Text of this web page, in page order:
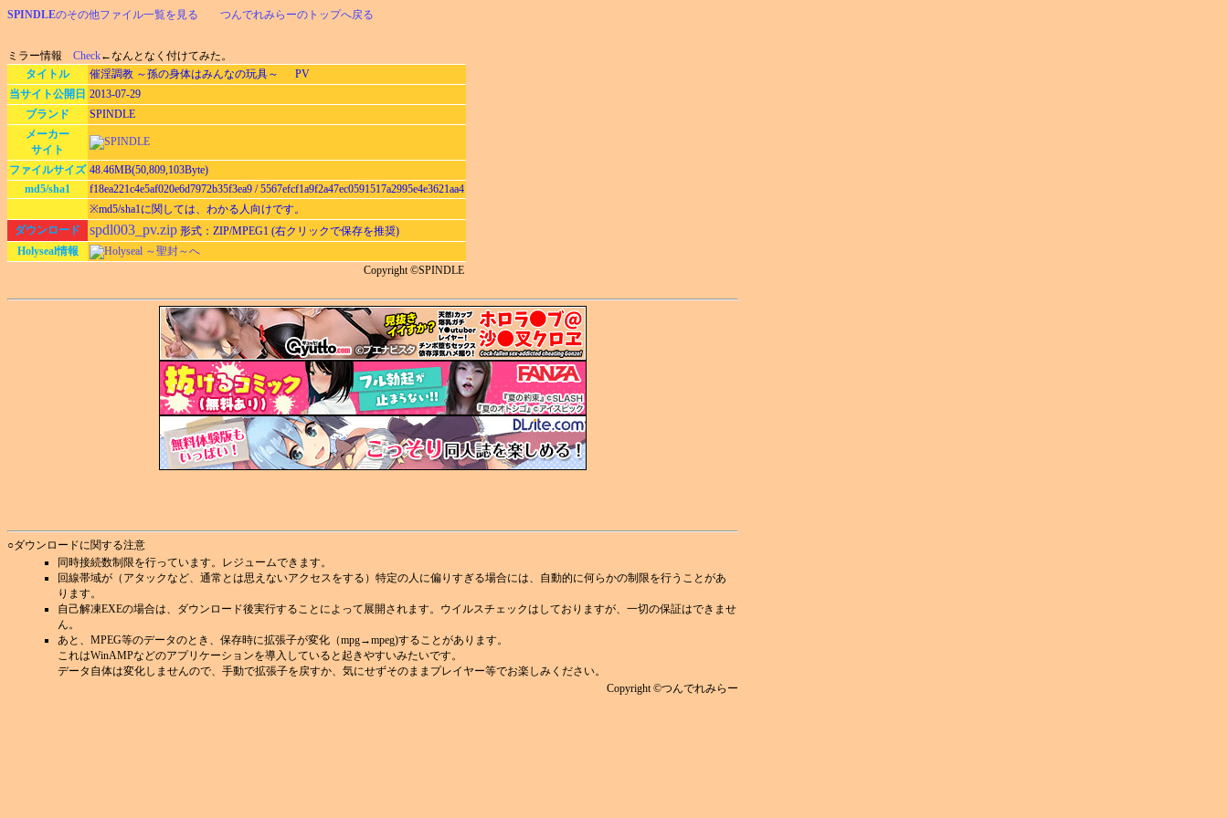
SPINDLEのその他ファイル一覧を見る つんでれみらーのトップへ戻る
ミラー情報 Check←なんとなく付けてみた。
タイトル
催淫調教 ～孫の身体はみんなの玩具～ PV
当サイト公開日 2013-07-29
ブランド
SPINDLE
メーカー
サイト
ファイルサイズ 48.46MB(50,809,103Byte)
md5/sha1
f18ea221c4e5af020e6d7972b35f3ea9 / 5567efcf1a9f2a47ec0591517a2995e4e3621aa4
※md5/sha1に関しては、わかる人向けです。
ダウンロード
spdl003_pv.zip 形式：ZIP/MPEG1 (右クリックで保存を推奨)
Holyseal情報
Holyseal ～聖封～へ
Copyright ©SPINDLE
○ダウンロードに関する注意
同時接続数制限を行っています。レジュームできます。
回線帯域が（アタックなど、通常とは思えないアクセスをする）特定の人に偏りすぎる場合には、自動的に何らかの制限を行うことがあ
ります。
自己解凍EXEの場合は、ダウンロード後実行することによって展開されます。ウイルスチェックはしておりますが、一切の保証はできませ
ん。
あと、MPEG等のデータのとき、保存時に拡張子が変化（mpg→mpeg)することがあります。
これはWinAMPなどのアプリケーションを導入していると起きやすいみたいです。
データ自体は変化しませんので、手動で拡張子を戻すか、気にせずそのままプレイヤー等でお楽しみください。
Copyright ©つんでれみらー